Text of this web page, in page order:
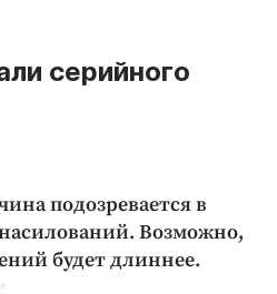
серийного
подозревается в
Возможно,
будет длиннее.